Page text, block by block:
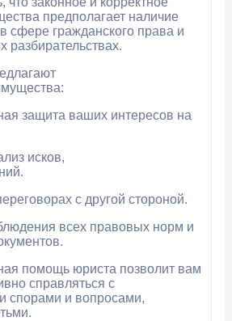
предполагает наличие
сфере гражданского права и
разбирательствах.
защита ваших интересов на
исков,
с другой стороной.
всех правовых норм и
помощь юриста позволит вам
справляться с
спорами и вопросами,